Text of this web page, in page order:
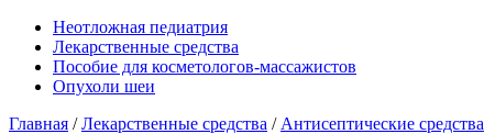
Неотложная педиатрия
Лекарственные средства
Пособие для косметологов-массажистов
Опухоли шеи
Главная /Лекарственные средства / Антисептические средства